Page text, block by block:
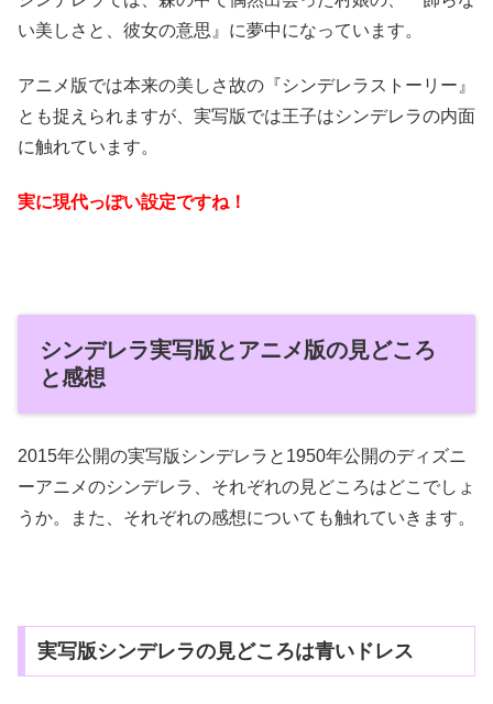
い美しさと、彼女の意思』に夢中になっています。
アニメ版では本来の美しさ故の『シンデレラストーリー』
とも捉えられますが、実写版では王子はシンデレラの内面
に触れています。
実に現代っぽい設定ですね！
シンデレラ実写版とアニメ版の見どころ
と感想
2015年公開の実写版シンデレラと1950年公開のディズニ
ーアニメのシンデレラ、それぞれの見どころはどこでしょ
うか。また、それぞれの感想についても触れていきます。
実写版シンデレラの見どころは青いドレス